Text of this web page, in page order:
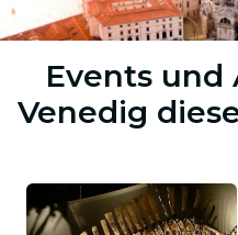
Events
Venedig